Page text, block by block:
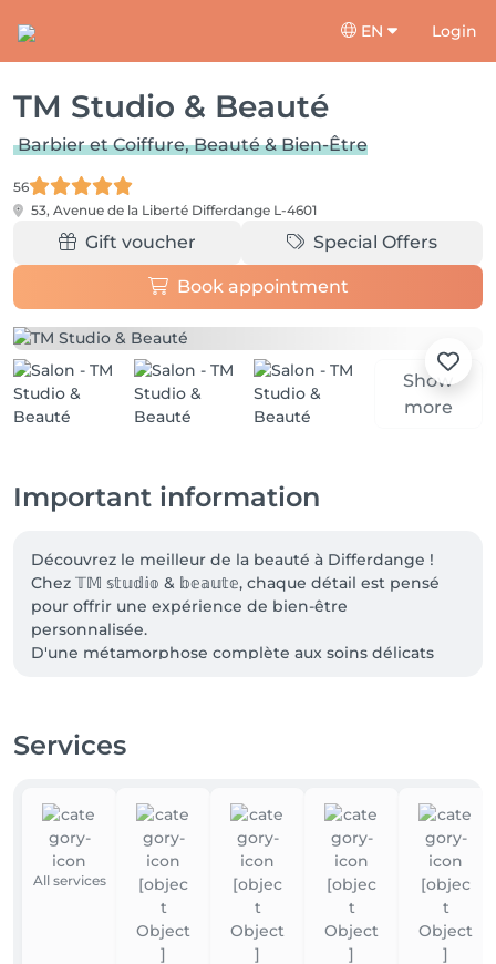
EN Login
TM Studio & Beauté
Barbier et Coiffure, Beauté & Bien-Être
56
53, Avenue de la Liberté Differdange L-4601
Gift voucher Special Offers
Book appointment
Show
more
Important information
Découvrez le meilleur de la beauté à Differdange !
Chez 𝕋𝕄 𝕤𝕥𝕦𝕕𝕚𝕠 & 𝕓𝕖𝕒𝕦𝕥𝕖, chaque détail est pensé
pour offrir une expérience de bien-être
personnalisée.
D'une métamorphose complète aux soins délicats
Services
All services